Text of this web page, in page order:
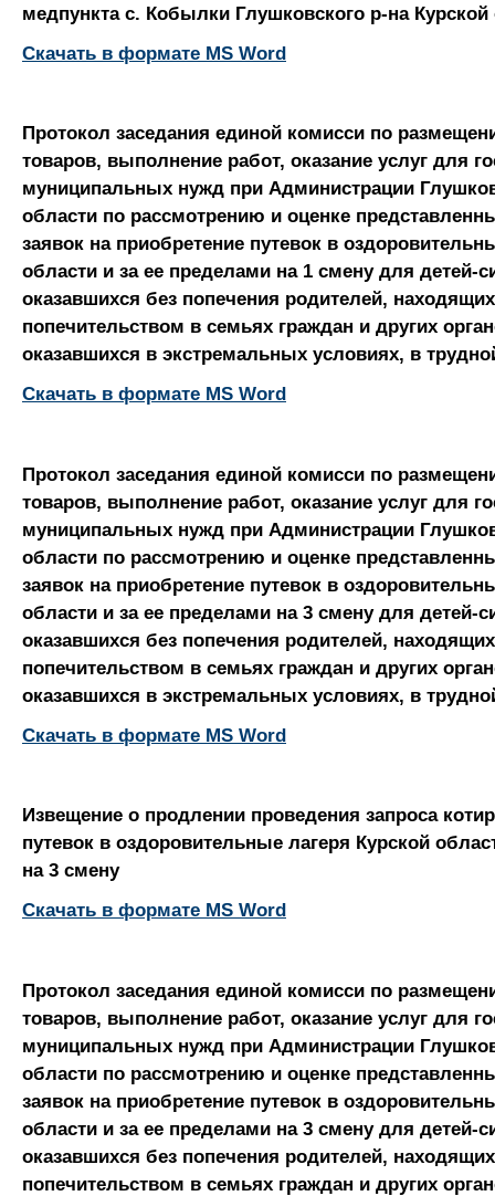
медпункта с. Кобылки Глушковского р-на
Скачать в формате MS Word
Протокол заседания единой комисси по
товаров, выполнение работ, оказание услуг для
муниципальных нужд при Администрации
области по рассмотрению и оценке
заявок на приобретение путевок в
области и за ее пределами на 1 смену для детей-
оказавшихся без попечения родителей,
попечительством в семьях граждан и других
оказавшихся в экстремальных условиях, в
Скачать в формате MS Word
Протокол заседания единой комисси по
товаров, выполнение работ, оказание услуг для
муниципальных нужд при Администрации
области по рассмотрению и оценке
заявок на приобретение путевок в
области и за ее пределами на 3 смену для детей-
оказавшихся без попечения родителей,
попечительством в семьях граждан и других
оказавшихся в экстремальных условиях, в
Скачать в формате MS Word
Извещение о продлении проведения запроса
путевок в оздоровительные лагеря Курской
на 3 смену
Скачать в формате MS Word
Протокол заседания единой комисси по
товаров, выполнение работ, оказание услуг для
муниципальных нужд при Администрации
области по рассмотрению и оценке
заявок на приобретение путевок в
области и за ее пределами на 3 смену для детей-
оказавшихся без попечения родителей,
попечительством в семьях граждан и других